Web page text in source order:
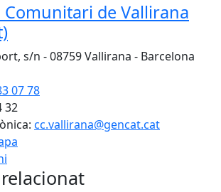
Comunitari de Vallirana
s/n - 08759 Vallirana - Barcelona
07 78
32
cc.vallirana@gencat.cat